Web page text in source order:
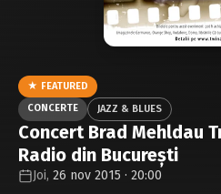
Caută în site...
★ FEATURED
CONCERTE
JAZZ & BLUES
Concert Brad Mehldau
Radio din Bucureşti
Joi, 26 nov 2015 · 20:00